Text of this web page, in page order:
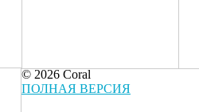
© 2026 Coral
ПОЛНАЯ ВЕРСИЯ